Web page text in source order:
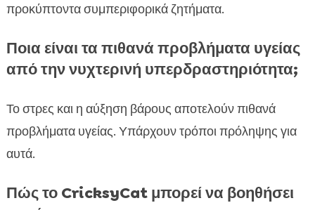
προκύπτοντα συμπεριφορικά ζητήματα.
Ποια είναι τα πιθανά προβλήματα υγείας
από την νυχτερινή υπερδραστηριότητα;
Το στρες και η αύξηση βάρους αποτελούν πιθανά
προβλήματα υγείας. Υπάρχουν τρόποι πρόληψης για
αυτά.
Πώς το CricksyCat μπορεί να βοηθήσει